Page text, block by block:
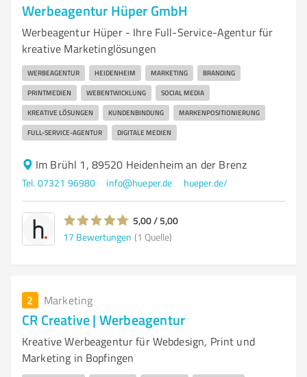
Werbeagentur Hüper GmbH
Werbeagentur Hüper - Ihre Full-Service-Agentur für
kreative Marketinglösungen
WERBEAGENTUR HEIDENHEIM MARKETING BRANDING
PRINTMEDIEN WEBENTWICKLUNG SOCIAL MEDIA
KREATIVE LÖSUNGEN KUNDENBINDUNG MARKENPOSITIONIERUNG
FULL-SERVICE-AGENTUR DIGITALE MEDIEN
Im Brühl 1, 89520 Heidenheim an der Brenz
Tel. 07321 96980 info@hueper.de hueper.de/
5,00 / 5,00
17 Bewertungen (1 Quelle)
2 Marketing
CR Creative | Werbeagentur
Kreative Werbeagentur für Webdesign, Print und
Marketing in Bopfingen